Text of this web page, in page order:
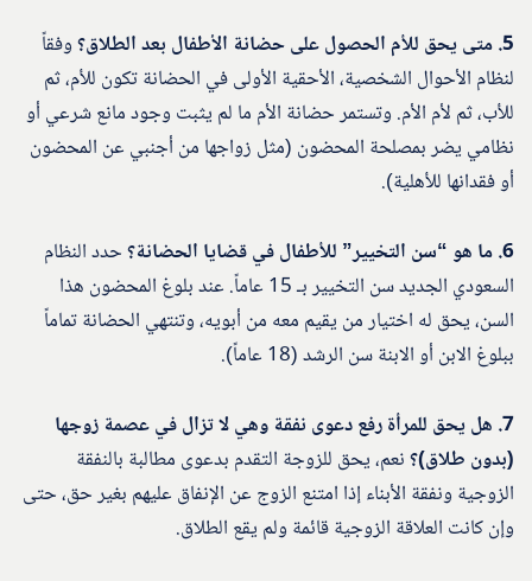
5. متى يحق للأم الحصول على حضانة الأطفال بعد الطلاق؟
وفقاً
لنظام الأحوال الشخصية، الأحقية الأولى في الحضانة تكون للأم، ثم
للأب، ثم لأم الأم. وتستمر حضانة الأم ما لم يثبت وجود مانع شرعي أو
نظامي يضر بمصلحة المحضون (مثل زواجها من أجنبي عن المحضون
أو فقدانها للأهلية).
6. ما هو “سن التخيير” للأطفال في قضايا الحضانة؟
حدد النظام
السعودي الجديد سن التخيير بـ 15 عاماً. عند بلوغ المحضون هذا
السن، يحق له اختيار من يقيم معه من أبويه، وتنتهي الحضانة تماماً
ببلوغ الابن أو الابنة سن الرشد (18 عاماً).
7. هل يحق للمرأة رفع دعوى نفقة وهي لا تزال في عصمة زوجها
(بدون طلاق)؟نعم، يحق للزوجة التقدم بدعوى مطالبة بالنفقة
الزوجية ونفقة الأبناء إذا امتنع الزوج عن الإنفاق عليهم بغير حق، حتى
وإن كانت العلاقة الزوجية قائمة ولم يقع الطلاق.